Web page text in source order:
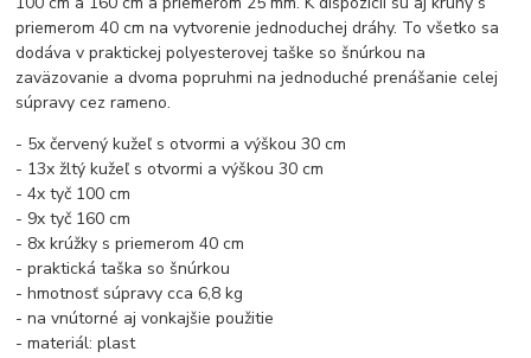
priemerom 40 cm na vytvorenie jednoduchej dráhy. To všetko sa
dodáva v praktickej polyesterovej taške so šnúrkou na
zaväzovanie a dvoma popruhmi na jednoduché prenášanie celej
súpravy cez rameno.
- 5x červený kužeľ s otvormi a výškou 30 cm
- 13x žltý kužeľ s otvormi a výškou 30 cm
- 4x tyč 100 cm
- 9x tyč 160 cm
- 8x krúžky s priemerom 40 cm
- praktická taška so šnúrkou
- hmotnosť súpravy cca 6,8 kg
- na vnútorné aj vonkajšie použitie
- materiál: plast